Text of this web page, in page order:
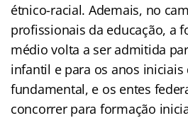
étnico-racial. Ademais, no
profissionais da educação, a
médio volta a ser admitida
infantil e para os anos iniciais
fundamental, e os entes
concorrer para formação